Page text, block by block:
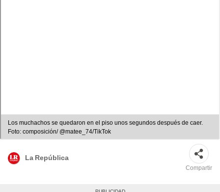
Los muchachos se quedaron en el piso unos segundos después de caer.
Foto: composición/ @matee_74/TikTok
La República
Compartir